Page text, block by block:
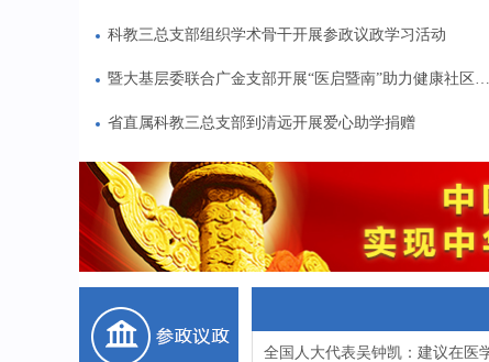
科教三总支部组织学术骨干开展参政议政学习活动
暨大基层委联合广金支部开展“医启暨南”助力健康社区研学营
省直属科教三总支部到清远开展爱心助学捐赠
全国人大代表吴钟凯：建议在医